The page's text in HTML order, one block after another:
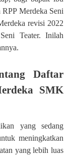
Merdeka Seni
revisi 2022
Teater. Inilah
Daftar
SMK
yang sedang
meningkatkan
yang lebih luas